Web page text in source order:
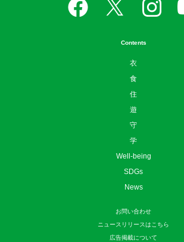
Contents
衣
食
住
遊
守
学
Well-being
SDGs
News
お問い合わせ
ニュースリリースはこちら
広告掲載について